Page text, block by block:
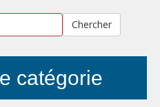
Chercher
catégorie